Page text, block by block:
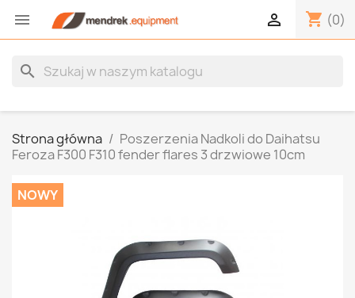
 shopping_cart (0)

search
Strona główna
Poszerzenia Nadkoli do Daihatsu
Feroza F300 F310 fender flares 3 drzwiowe 10cm
NOWY